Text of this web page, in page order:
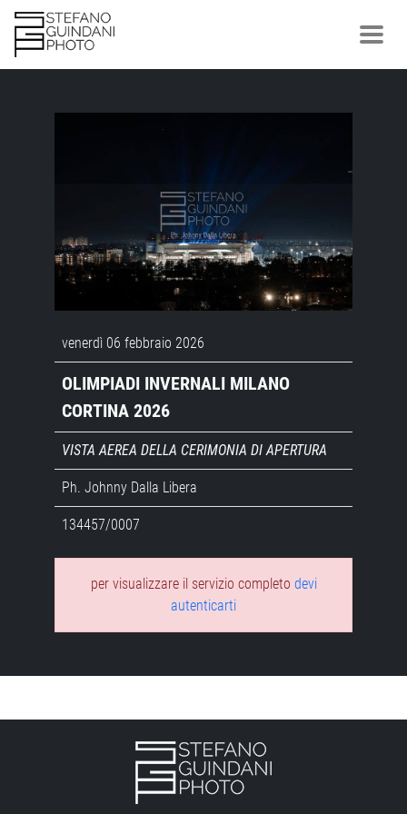
venerdì 06 febbraio 2026
OLIMPIADI INVERNALI MILANO
CORTINA 2026
VISTA AEREA DELLA CERIMONIA DI APERTURA
Ph. Johnny Dalla Libera
134457/0007
per visualizzare il servizio completo devi
autenticarti